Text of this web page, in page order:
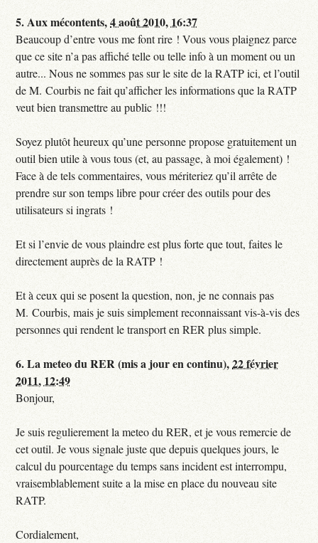
5.Aux mécontents,4 août 2010, 16:37
Beaucoup d’entre vous me font rire ! Vous vous plaignez parce
que ce site n’a pas affiché telle ou telle info à un moment ou un
autre... Nous ne sommes pas sur le site de la RATP ici, et l’outil
de M. Courbis ne fait qu’afficher les informations que la RATP
veut bien transmettre au public !!!
Soyez plutôt heureux qu’une personne propose gratuitement un
outil bien utile à vous tous (et, au passage, à moi également) !
Face à de tels commentaires, vous mériteriez qu’il arrête de
prendre sur son temps libre pour créer des outils pour des
utilisateurs si ingrats !
Et si l’envie de vous plaindre est plus forte que tout, faites le
directement auprès de la RATP !
Et à ceux qui se posent la question, non, je ne connais pas
M. Courbis, mais je suis simplement reconnaissant vis-à-vis des
personnes qui rendent le transport en RER plus simple.
6.La meteo du RER (mis a jour en continu),22 février
2011, 12:49
Bonjour,
Je suis regulierement la meteo du RER, et je vous remercie de
cet outil. Je vous signale juste que depuis quelques jours, le
calcul du pourcentage du temps sans incident est interrompu,
vraisemblablement suite a la mise en place du nouveau site
RATP.
Cordialement,